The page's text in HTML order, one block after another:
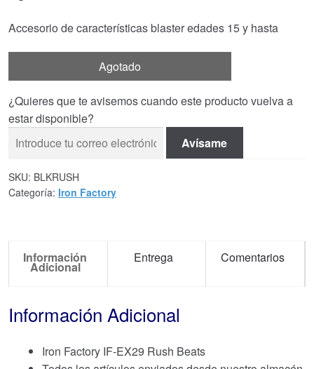
Accesorio de características blaster edades 15 y hasta
Agotado
¿Quieres que te avisemos cuando este producto vuelva a
estar disponible?
Avísame
SKU: BLKRUSH
Categoría: Iron Factory
Información
Adicional
Entrega Comentarios
Información Adicional
Iron Factory IF-EX29 Rush Beats